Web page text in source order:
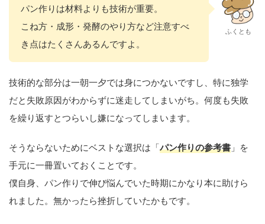
パン作りは材料よりも技術が重要。
こね方・成形・発酵のやり方など注意すべ
き点はたくさんあるんですよ。
ふくとも
技術的な部分は一朝一夕では身につかないですし、特に独学
だと失敗原因がわからずに迷走してしまいがち。何度も失敗
を繰り返すとつらいし嫌になってしまいます。
そうならないためにベストな選択は「パン作りの参考書 」を
手元に一冊置いておくことです。
僕自身、パン作りで伸び悩んでいた時期にかなり本に助けら
れました。無かったら挫折していたかもです。